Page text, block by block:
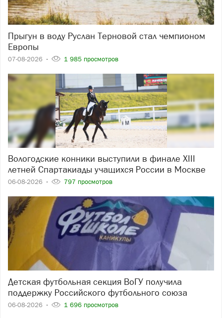
Прыгун в воду Руслан Терновой стал чемпионом
Европы
07-08-2026 1 985 просмотров
Вологодские конники выступили в финале XIII
летней Спартакиады учащихся России в Москве
06-08-2026 797 просмотров
Детская футбольная секция ВоГУ получила
поддержку Российского футбольного союза
06-08-2026 1 696 просмотров